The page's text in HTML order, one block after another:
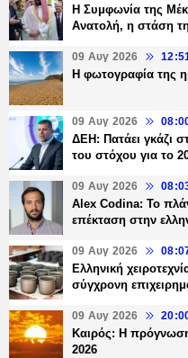
Η Συμφωνία της
Ανατολή, η στάση
09 Αυγ 2026
Η φωτογραφία της
09 Αυγ 2026
ΔΕΗ: Πατάει γκάζι
του στόχου για το
09 Αυγ 2026
Alex Codina: Το
επέκταση στην
09 Αυγ 2026
Ελληνική
σύγχρονη
09 Αυγ 2026
Καιρός: Η
2026